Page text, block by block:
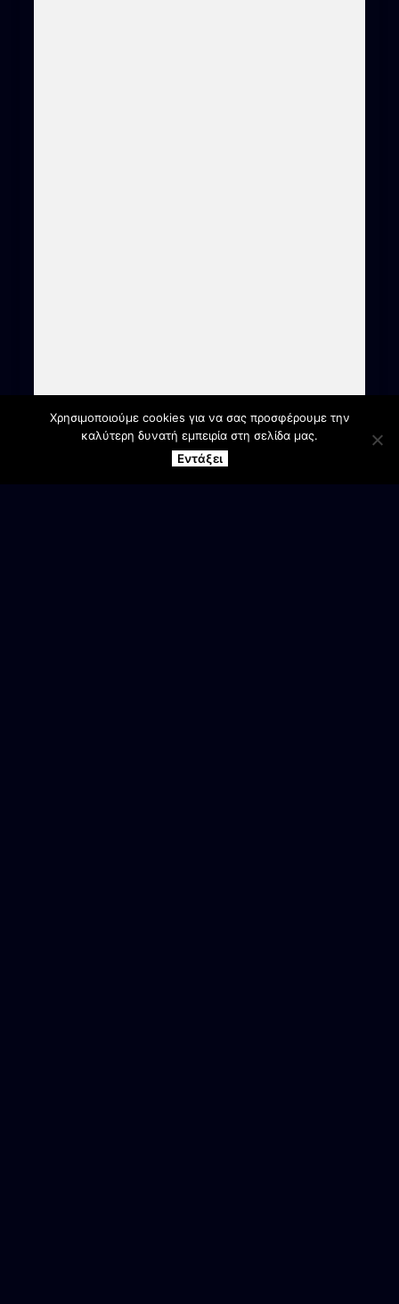
Χρησιμοποιούμε cookies για να σας προσφέρουμε την
καλύτερη δυνατή εμπειρία στη σελίδα μας.
Εντάξει